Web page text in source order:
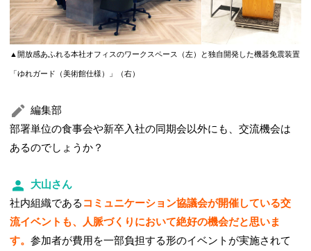
▲開放感あふれる本社オフィスのワークスペース（左）と独自開発した機器免震装置
「ゆれガード（美術館仕様）」（右）
編集部
部署単位の食事会や新卒入社の同期会以外にも、交流機会は
あるのでしょうか？
大山さん
社内組織である コミュニケーション協議会が開催している交
流イベントも、人脈づくりにおいて絶好の機会だと思いま
す。参加者が費用を一部負担する形のイベントが実施されて